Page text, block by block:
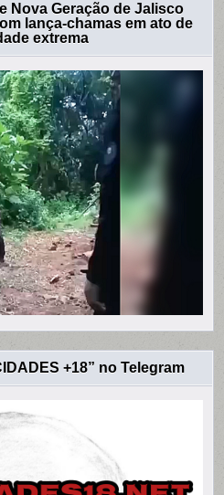
Nova Geração de Jalisco
lança-chamas em ato de
extrema
+18” no Telegram